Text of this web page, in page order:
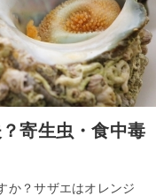
寄生虫・食中毒
か？サザエはオレンジ